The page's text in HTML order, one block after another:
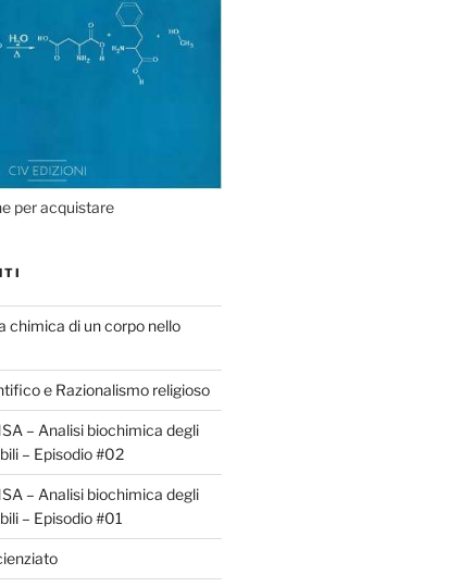
per acquistare
chimica di un corpo nello
e Razionalismo religioso
– Analisi biochimica degli
– Episodio #02
– Analisi biochimica degli
– Episodio #01